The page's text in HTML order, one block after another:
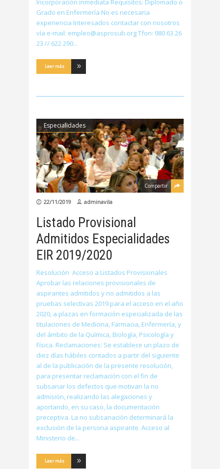
Incorporación inmediata Requisitos: Diplomado o
Grado en Enfermería No es necesaria
experiencia Interesados contactar con nosotros
vía e-mail: empleo@asprosub.org Tfon: 980 63 26
23 // 622 290
Leer más
Especialidades
Compartir
22/11/2019 adminavila
Listado Provisional
Admitidos Especialidades
EIR 2019/2020
Resolución Acceso a Listados Provisionales
Aprobar las relaciones provisionales de
aspirantes admitidos y no admitidos a las
pruebas selectivas 2019 para el acceso en el año
2020, a plazas en formación especializada de las
titulaciones de Medicina, Farmacia, Enfermería, y
del ámbito de la Química, Biología, Psicología y
Física. Reclamaciones: Se establece un plazo de
diez días hábiles contados a partir del siguiente
al de la publicación de la presente resolución,
para presentar reclamación con el fin de
subsanar los defectos que motivan la no
admisión, realizando las alegaciones y
aportando, en su caso, la documentación
preceptiva. La no subsanación determinará la
exclusión de la persona aspirante. Acceso al
Ministerio de
Leer más